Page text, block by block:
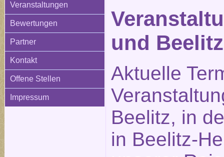
Veranstaltungen
Bewertungen
Partner
Kontakt
Offene Stellen
Impressum
und
Aktuelle
Beelitz, in
in Beelitz-